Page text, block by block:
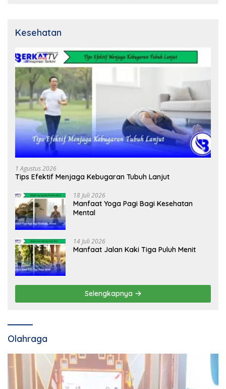
Kesehatan
1 Agustus 2026
Tips Efektif Menjaga Kebugaran Tubuh Lanjut
18 Juli 2026
Manfaat Yoga Pagi Bagi Kesehatan
Mental
14 Juli 2026
Manfaat Jalan Kaki Tiga Puluh Menit
Selengkapnya
Olahraga